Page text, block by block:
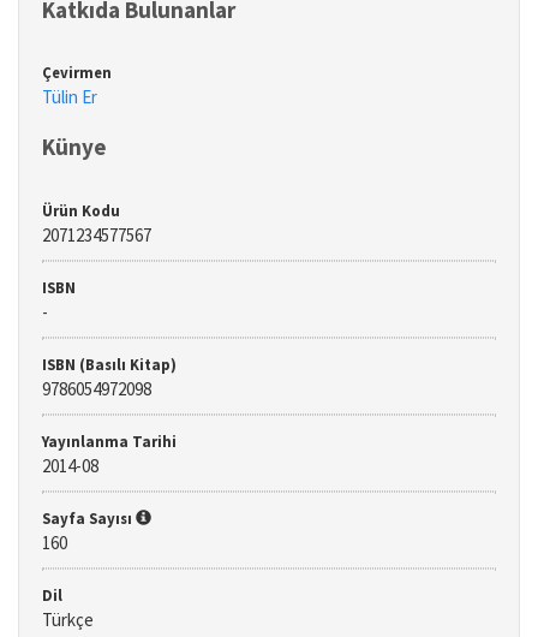
Katkıda Bulunanlar
Çevirmen
Tülin Er
Künye
Ürün Kodu
2071234577567
ISBN
-
ISBN (Basılı Kitap)
9786054972098
Yayınlanma Tarihi
2014-08
Sayfa Sayısı
160
Dil
Türkçe